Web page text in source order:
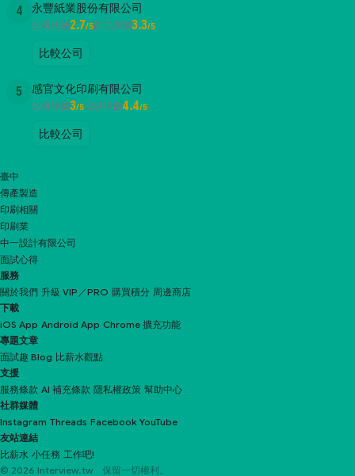
4 永豐紙業股份有限公司
公司評價2.7/5面試評價3.3/5
比較公司
5 感官文化印刷有限公司
公司評價3/5面試評價4.4/5
比較公司
臺中
傳產製造
印刷相關
印刷業
中一設計有限公司
面試心得
服務
關於我們 升級 VIP／PRO 購買積分 周邊商店
下載
iOS App Android App Chrome 擴充功能
專題文章
面試趣 Blog 比薪水觀點
支援
服務條款 AI 補充條款 隱私權政策 幫助中心
社群媒體
Instagram Threads Facebook YouTube
友站連結
比薪水 小任務 工作吧!
© 2026 Interview.tw 保留一切權利。